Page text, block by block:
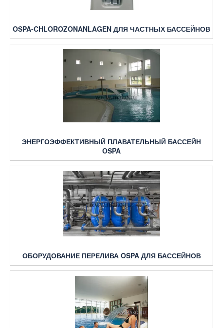
OSPA-CHLOROZONANLAGEN ДЛЯ ЧАСТНЫХ БАССЕЙНОВ
ЭНЕРГОЭФФЕКТИВНЫЙ ПЛАВАТЕЛЬНЫЙ БАССЕЙН
OSPA
ОБОРУДОВАНИЕ ПЕРЕЛИВА OSPA ДЛЯ БАССЕЙНОВ